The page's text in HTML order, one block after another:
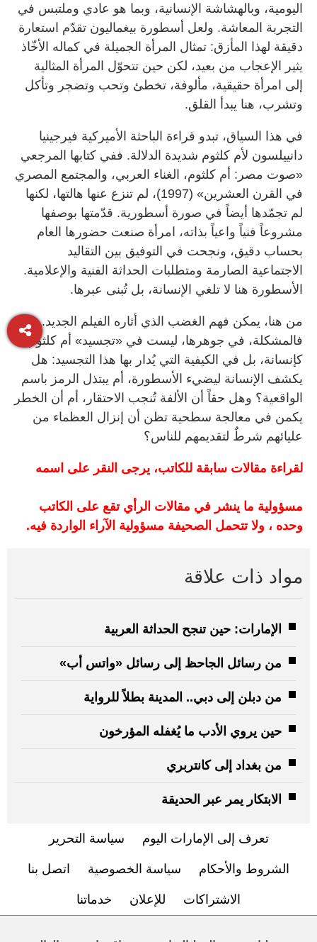
اليومية، وبالهشاشة الإنسانية، وبما هو عادي وملتبس في
التجربة المعاشة. ولعل أسطورة بيغماليون تقدّم استعارة
دقيقة لهذا المأزق: تمثال المرأة الجميلة في كماله الأخّاذ
يثير الإعجاب من بعيد، لكن حين تتحوّل المرأة المثالية
إلى امرأة حقيقية، مألوفة، تخطئ وتحب وتضجر وتأكل
وتشرب، هنا يبدأ القلق.
في هذا السياق، تبدو قراءة الباحثة الأميركية فيرجينيا
دانييلسون لأم كلثوم شديدة الدلالة. ففي كتابها المرجعي
«صوت مصر: أم كلثوم، الغناء العربي، والمجتمع المصري
في القرن العشرين» (1997)، لم تنزع عنها هالتها، لكنها
لم تجمّدها أيضاً في صورة أسطورية. قدّمتها بوصفها
مشروعاً فنياً واعياً بذاته، امرأة صنعت حضورها العام
بحساب دقيق، ونجحت في التوفيق بين التقاليد
الاجتماعية الصارمة ومتطلبات الحداثة الفنية والإعلامية.
الأسطورة هنا لا تلغي الإنسانة، بل تُبنى عبرها.
من هنا، يمكن فهم الغضب الذي أثاره الفيلم الجديد.
فالمشكلة، في جوهرها، ليست في «تجسيد» أم كلثوم
كإنسانة، بل في الكيفية التي يُدار بها هذا التجسيد: هل
يكشف الإنسانة ليضيء الأسطورة، أم يبتذل الرمز باسم
الواقعية؟ وهل حقاً أن الألفة تُنجب الاحتقار، أم أن الخطر
يكمن في معالجة سطحية تظن أن إنزال العظماء من
عليائهم شرطٌ لتقديمهم للناس؟
لقراءة مقالات سابقة للكاتب، يرجى النقر على اسمه
مسؤولية ما ينشر في مقالات الرأي تقع على الكاتب
وحده ، ولا تتحمل الصحيفة مسؤولية الآراء الواردة فيه.
مواد ذات علاقة
الإمارات: حين تنجح الحداثة العربية
من رسائل الجاحظ إلى رسائل «واتس أب»
من دبلن إلى دبي.. المدينة بطلاً للرواية
حين يروي الأدب ما يُغفله المؤرخون
من بغداد إلى كانتربري
الابتكار يمر عبر الحديقة
تعرف إلى الإمارات اليوم سياسة التحرير
الشروط والأحكام سياسة الخصوصية اتصل بنا
الاشتراكات للإعلان خدماتنا